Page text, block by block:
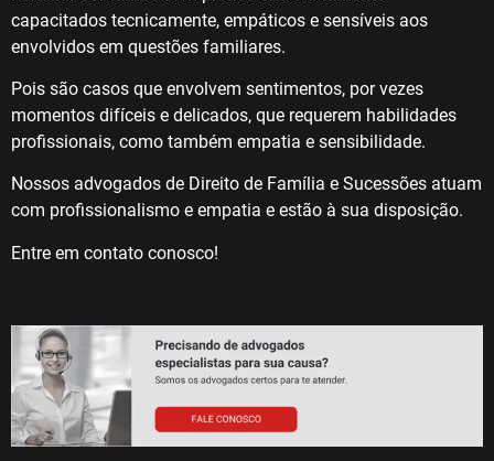
capacitados tecnicamente, empáticos e sensíveis aos
envolvidos em questões familiares.
Pois são casos que envolvem sentimentos, por vezes
momentos difíceis e delicados, que requerem habilidades
profissionais, como também empatia e sensibilidade.
Nossos advogados de Direito de Família e Sucessões atuam
com profissionalismo e empatia e estão à sua disposição.
Entre em contato conosco!